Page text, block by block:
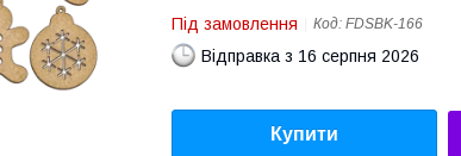
Під замовлення Код: FDSBK-166
Відправка з 16 серпня 2026
Купити